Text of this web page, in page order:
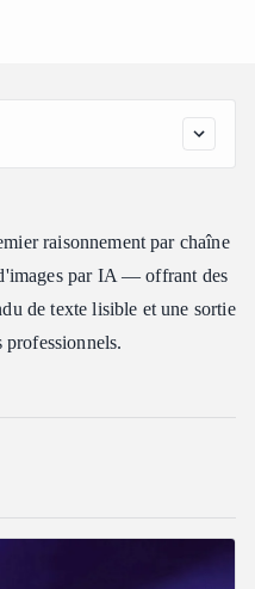
2.7 (Texte vers Image)
pensée »
images générées
raisonnement par chaîne
par IA — offrant des
de texte lisible et une sortie